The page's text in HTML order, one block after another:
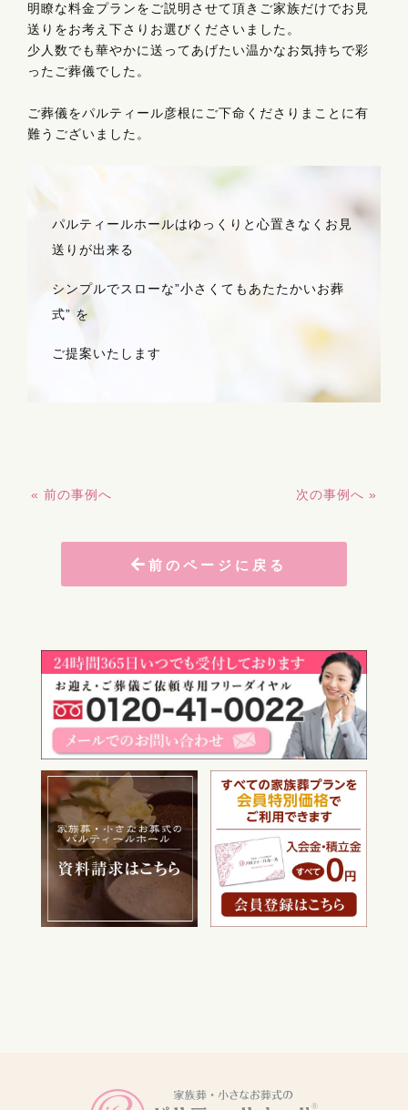
明瞭な料金プランをご説明させて頂きご家族だけでお見
送りをお考え下さりお選びくださいました。
少人数でも華やかに送ってあげたい温かなお気持ちで彩
ったご葬儀でした。
ご葬儀をパルティール彦根にご下命くださりまことに有
難うございました。
パルティールホールはゆっくりと心置きなくお見
送りが出来る
シンプルでスローな”小さくてもあたたかいお葬
式” を
ご提案いたします
« 前の事例へ 次の事例へ »
前のページに戻る